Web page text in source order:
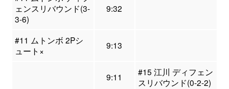
ェンスリバウンド(3-
3-6)
9:32
#11 ムトンボ 2Pシ
ュート×
9:13
9:11
#15 江川 ディフェン
スリバウンド(0-2-2)